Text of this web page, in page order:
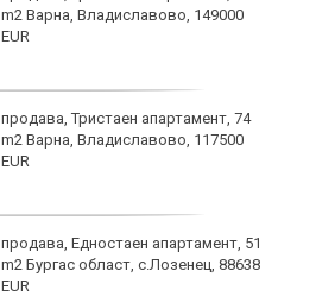
m2 Варна, Владиславово, 149000
EUR
продава, Тристаен апартамент, 74
m2 Варна, Владиславово, 117500
EUR
продава, Едностаен апартамент, 51
m2 Бургас област, с.Лозенец, 88638
EUR